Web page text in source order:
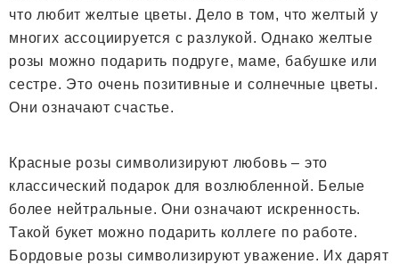
что любит желтые цветы. Дело в том, что желтый у
многих ассоциируется с разлукой. Однако желтые
розы можно подарить подруге, маме, бабушке или
сестре. Это очень позитивные и солнечные цветы.
Они означают счастье.
Красные розы символизируют любовь – это
классический подарок для возлюбленной. Белые
более нейтральные. Они означают искренность.
Такой букет можно подарить коллеге по работе.
Бордовые розы символизируют уважение. Их дарят